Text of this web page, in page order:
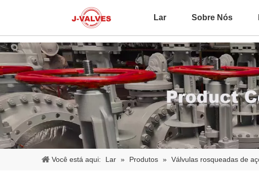
Lar Sobre Nós
Você está aqui: Lar » Produtos » Válvulas rosqueadas de